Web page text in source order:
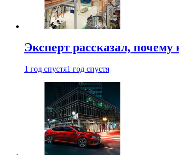
Эксперт рассказал,
1 год спустя1 год спустя